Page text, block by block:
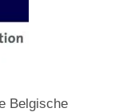
Belgische